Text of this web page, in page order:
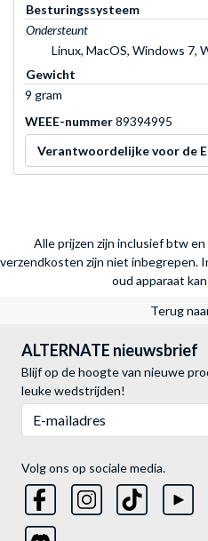
Besturingssysteem
Ondersteunt
Linux, MacOS, Windows 7,
Gewicht
9 gram
WEEE-nummer89394995
Verantwoordelijke voor de
Alle prijzen zijn inclusief btw
verzendkosten zijn niet inbegrepen.
oud apparaat
Terug
ALTERNATE nieuwsbrief
Blijf op de hoogte van nieuwe
leuke wedstrijden!
Volg ons op sociale media.